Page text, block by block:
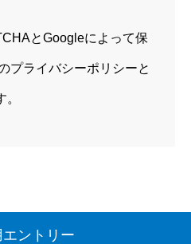
とGoogleによって保
プライバシーポリシーと
ントリー